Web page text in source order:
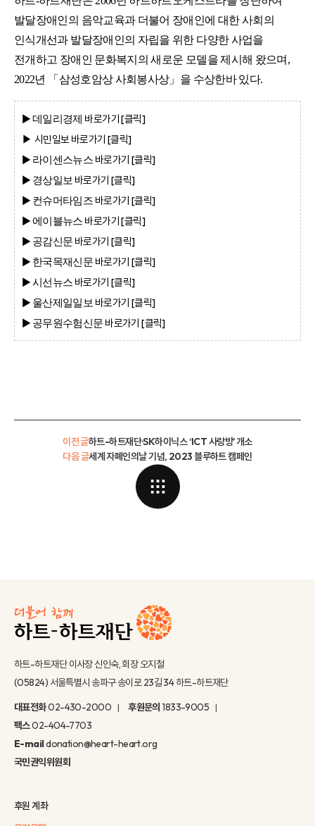
발달장애인의 음악교육과 더불어 장애인에 대한 사회의
인식개선과 발달장애인의 자립을 위한 다양한 사업을
전개하고 장애인 문화복지의 새로운 모델을 제시해 왔으며,
2022년 「삼성호암상 사회봉사상」을 수상한바 있다.
▶데일리경제 바로가기 [클릭]
▶ 시민일보 바로가기 [클릭]
▶ 라이센스뉴스 바로가기 [클릭]
▶ 경상일보 바로가기 [클릭]
▶ 컨슈머타임즈 바로가기 [클릭]
▶에이블뉴스 바로가기 [클릭]
▶ 공감신문 바로가기 [클릭]
▶ 한국목재신문 바로가기 [클릭]
▶시선뉴스 바로가기 [클릭]
▶ 울산제일일보 바로가기 [클릭]
▶ 공무원수험신문 바로가기 [클릭]
이전 글하트-하트재단·SK하이닉스 ‘ICT 사랑방’ 개소
세계 자폐인의날 기념, 2023 블루하트 캠페인
다음 글
하트-하트재단 이사장 신인숙, 회장 오지철
(05824) 서울특별시 송파구 송이로 23길 34 하트-하트재단
대표전화02-430-2000 후원문의 1833-9005
팩스02-404-7703
E-maildonation@heart-heart.org
국민권익위원회
후원 계좌